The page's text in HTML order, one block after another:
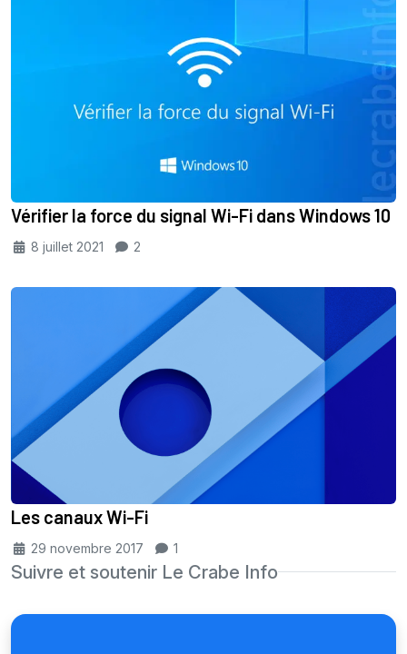
Vérifier la force du signal Wi-Fi dans Windows 10
8 juillet 2021 2
Les canaux Wi-Fi
29 novembre 2017 1
Suivre et soutenir Le Crabe Info